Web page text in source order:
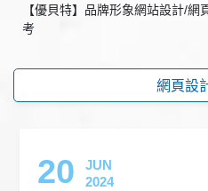
【優貝特】品牌形象網站設計/
考
網頁設
20
JUN
2024